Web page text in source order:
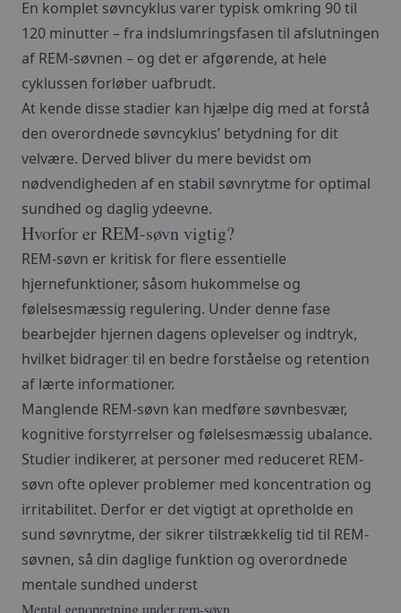
En komplet søvncyklus varer typisk omkring 90 til
120 minutter – fra indslumringsfasen til afslutningen
af REM-søvnen – og det er afgørende, at hele
cyklussen forløber uafbrudt.
At kende disse stadier kan hjælpe dig med at forstå
den overordnede søvncyklus’ betydning for dit
velvære. Derved bliver du mere bevidst om
nødvendigheden af en stabil søvnrytme for optimal
sundhed og daglig ydeevne.
Hvorfor er REM-søvn vigtig?
REM-søvn er kritisk for flere essentielle
hjernefunktioner, såsom hukommelse og
følelsesmæssig regulering. Under denne fase
bearbejder hjernen dagens oplevelser og indtryk,
hvilket bidrager til en bedre forståelse og retention
af lærte informationer.
Manglende REM-søvn kan medføre søvnbesvær,
kognitive forstyrrelser og følelsesmæssig ubalance.
Studier indikerer, at personer med reduceret REM-
søvn ofte oplever problemer med koncentration og
irritabilitet. Derfor er det vigtigt at opretholde en
sund søvnrytme, der sikrer tilstrækkelig tid til REM-
søvnen, så din daglige funktion og overordnede
mentale sundhed underst
Mental genopretning under rem-søvn